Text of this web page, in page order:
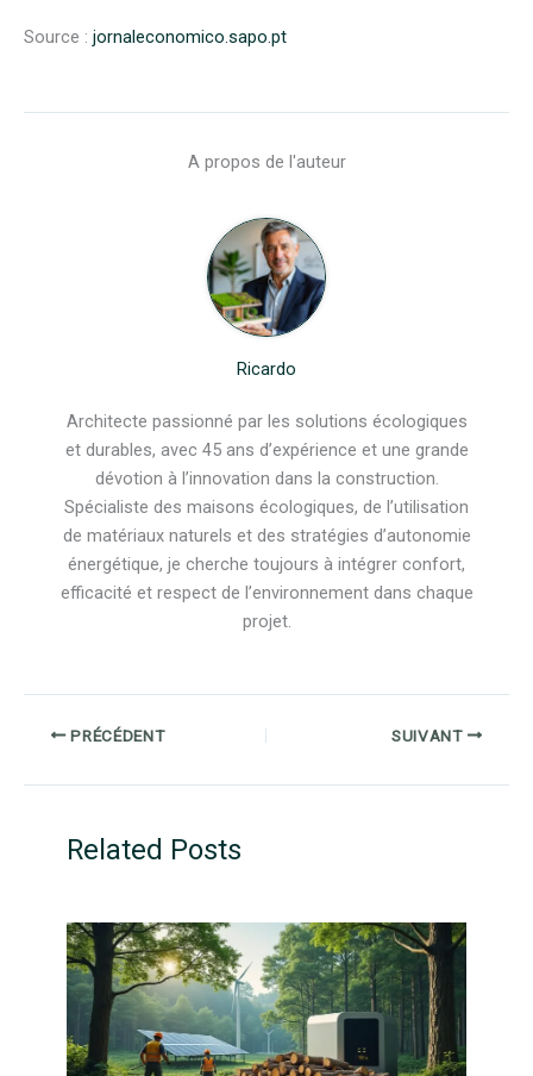
Source : jornaleconomico.sapo.pt
A propos de l'auteur
Ricardo
Architecte passionné par les solutions écologiques
et durables, avec 45 ans d’expérience et une grande
dévotion à l’innovation dans la construction.
Spécialiste des maisons écologiques, de l’utilisation
de matériaux naturels et des stratégies d’autonomie
énergétique, je cherche toujours à intégrer confort,
efficacité et respect de l’environnement dans chaque
projet.
PRÉCÉDENT SUIVANT
Related Posts